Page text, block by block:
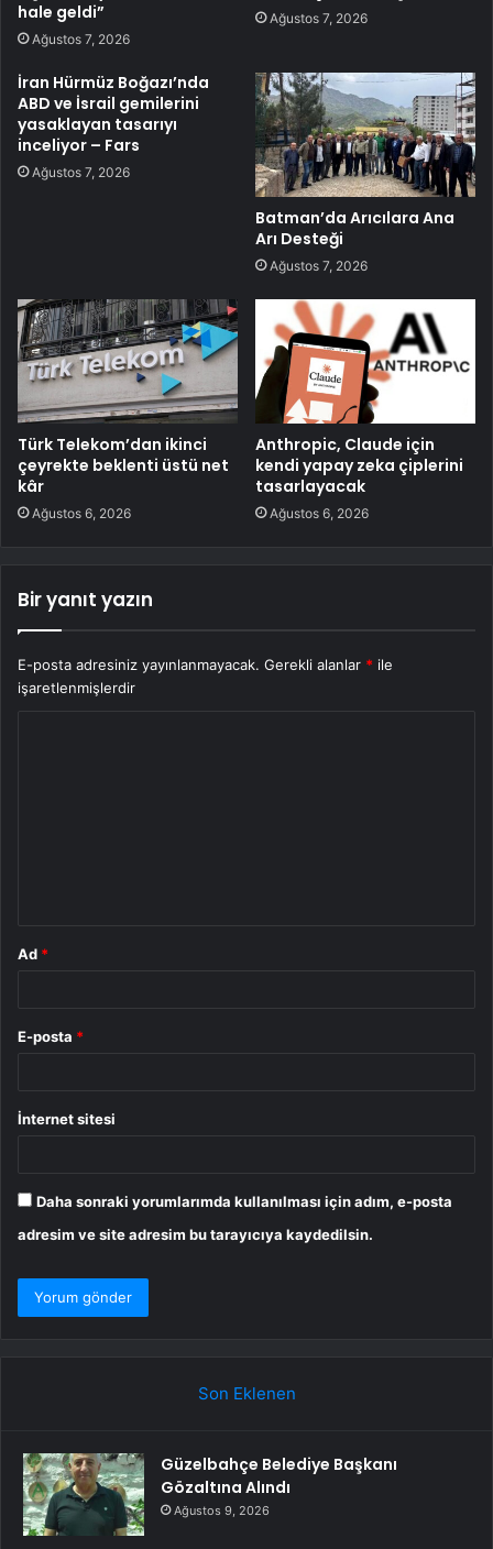
hale geldi”
Ağustos 7, 2026
Ağustos 7, 2026
İran Hürmüz Boğazı’nda
ABD ve İsrail gemilerini
yasaklayan tasarıyı
inceliyor – Fars
Ağustos 7, 2026
Batman’da Arıcılara Ana
Arı Desteği
Ağustos 7, 2026
Türk Telekom’dan ikinci
çeyrekte beklenti üstü net
kâr
Ağustos 6, 2026
Anthropic, Claude için
kendi yapay zeka çiplerini
tasarlayacak
Ağustos 6, 2026
Bir yanıt yazın
E-posta adresiniz yayınlanmayacak. Gerekli alanlar * ile
işaretlenmişlerdir
Ad *
E-posta *
İnternet sitesi
Daha sonraki yorumlarımda kullanılması için adım, e-posta
adresim ve site adresim bu tarayıcıya kaydedilsin.
Son Eklenen
Güzelbahçe Belediye Başkanı
Gözaltına Alındı
Ağustos 9, 2026